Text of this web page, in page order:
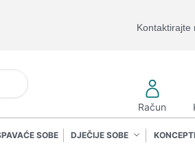
Kontaktirajte
Račun
SOBE DJEČIJE SOBE KONCEPTI